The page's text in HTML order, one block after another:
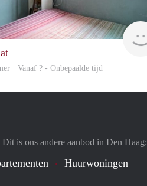
· Vanaf ? - Onbepaalde tijd
is ons andere aanbod in Den Haag:
Huurwoningen